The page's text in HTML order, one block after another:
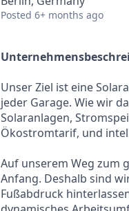
Posted 6+ months ago
Unser Ziel ist eine
jeder Garage. Wie wir
Solaranlagen,
Ökostromtarif, und
Auf unserem Weg zum
Anfang. Deshalb sind
Fußabdruck